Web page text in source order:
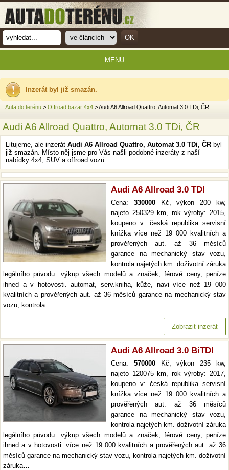
Inzerát byl již smazán.
Auta do terénu > Offroad bazar 4x4 > Audi A6 Allroad Quattro, Automat 3.0 TDi, ČR
Audi A6 Allroad Quattro, Automat 3.0 TDi, ČR
Litujeme, ale inzerát Audi A6 Allroad Quattro, Automat 3.0 TDi, ČR byl
již smazán. Místo něj jsme pro Vás našli podobné inzeráty z naší
nabídky 4x4, SUV a offroad vozů.
Audi A6 Allroad 3.0 TDI
Cena: 330000Kč, výkon 200 kw,
najeto 250329 km, rok výroby: 2015,
koupeno v: česká republika servisní
knížka více než 19 000 kvalitních a
prověřených aut. až 36 měsíců
garance na mechanický stav vozu,
kontrola najetých km. doživotní záruka
legálního původu. výkup všech modelů a značek, férové ceny, peníze
ihned a v hotovosti. automat, serv.kniha, kůže, navi více než 19 000
kvalitních a prověřených aut. až 36 měsíců garance na mechanický stav
vozu, kontrola…
Zobrazit inzerát
Audi A6 Allroad 3.0 BiTDI
Cena: 570000Kč, výkon 235 kw,
najeto 120075 km, rok výroby: 2017,
koupeno v: česká republika servisní
knížka více než 19 000 kvalitních a
prověřených aut. až 36 měsíců
garance na mechanický stav vozu,
kontrola najetých km. doživotní záruka
legálního původu. výkup všech modelů a značek, férové ceny, peníze
ihned a v hotovosti. více než 19 000 kvalitních a prověřených aut. až 36
měsíců garance na mechanický stav vozu, kontrola najetých km. doživotní
záruka…
MENU